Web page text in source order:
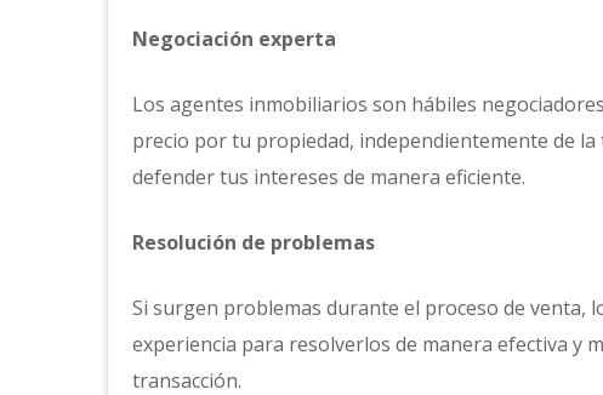
Negociación experta
Los agentes inmobiliarios son hábiles
precio por tu propiedad, independientemente de
defender tus intereses de manera eficiente.
Resolución de problemas
Si surgen problemas durante el proceso de venta,
experiencia para resolverlos de manera efectiva y
transacción.